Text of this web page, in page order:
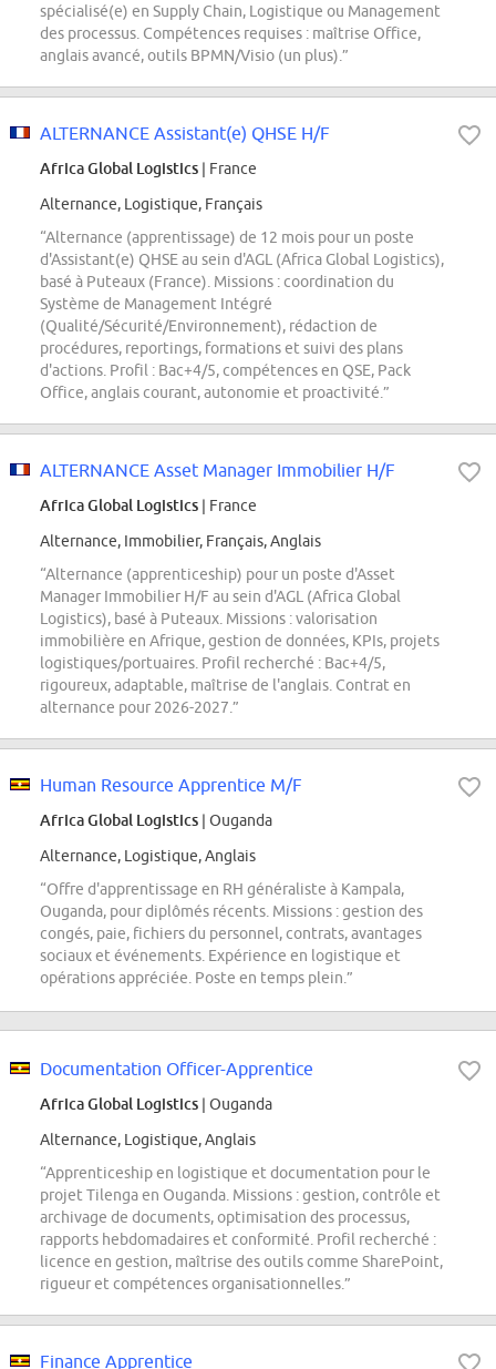
spécialisé(e) en Supply Chain, Logistique ou Management
des processus. Compétences requises : maîtrise Office,
anglais avancé, outils BPMN/Visio (un plus).”
ALTERNANCE Assistant(e) QHSE H/F
Africa Global Logistics | France
Alternance, Logistique, Français
“Alternance (apprentissage) de 12 mois pour un poste
d'Assistant(e) QHSE au sein d'AGL (Africa Global Logistics),
basé à Puteaux (France). Missions : coordination du
Système de Management Intégré
(Qualité/Sécurité/Environnement), rédaction de
procédures, reportings, formations et suivi des plans
d'actions. Profil : Bac+4/5, compétences en QSE, Pack
Office, anglais courant, autonomie et proactivité.”
ALTERNANCE Asset Manager Immobilier H/F
Africa Global Logistics | France
Alternance, Immobilier, Français, Anglais
“Alternance (apprenticeship) pour un poste d'Asset
Manager Immobilier H/F au sein d'AGL (Africa Global
Logistics), basé à Puteaux. Missions : valorisation
immobilière en Afrique, gestion de données, KPIs, projets
logistiques/portuaires. Profil recherché : Bac+4/5,
rigoureux, adaptable, maîtrise de l'anglais. Contrat en
alternance pour 2026-2027.”
Human Resource Apprentice M/F
Africa Global Logistics | Ouganda
Alternance, Logistique, Anglais
“Offre d'apprentissage en RH généraliste à Kampala,
Ouganda, pour diplômés récents. Missions : gestion des
congés, paie, fichiers du personnel, contrats, avantages
sociaux et événements. Expérience en logistique et
opérations appréciée. Poste en temps plein.”
Documentation Officer-Apprentice
Africa Global Logistics | Ouganda
Alternance, Logistique, Anglais
“Apprenticeship en logistique et documentation pour le
projet Tilenga en Ouganda. Missions : gestion, contrôle et
archivage de documents, optimisation des processus,
rapports hebdomadaires et conformité. Profil recherché :
licence en gestion, maîtrise des outils comme SharePoint,
rigueur et compétences organisationnelles.”
Finance Apprentice